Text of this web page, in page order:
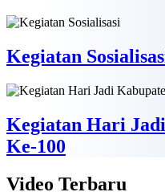
Kegiatan
Kegiatan Hari
Ke-100
Video Terbaru